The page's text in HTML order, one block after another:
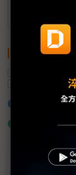
關鍵字
加入已選取到
什麼是「關鍵
近７天熱門